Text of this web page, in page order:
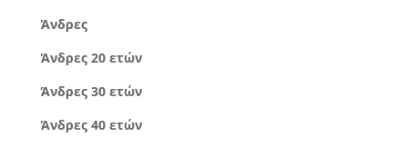
Άνδρες
Άνδρες 20 ετών
Άνδρες 30 ετών
Άνδρες 40 ετών